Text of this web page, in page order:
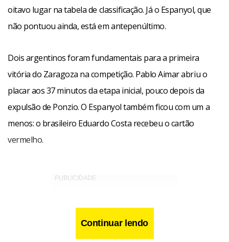
oitavo lugar na tabela de classificação. Já o Espanyol, que
não pontuou ainda, está em antepenúltimo.
Dois argentinos foram fundamentais para a primeira
vitória do Zaragoza na competição. Pablo Aimar abriu o
placar aos 37 minutos da etapa inicial, pouco depois da
expulsão de Ponzio. O Espanyol também ficou com um a
menos: o brasileiro Eduardo Costa recebeu o cartão
vermelho.
Continuar lendo